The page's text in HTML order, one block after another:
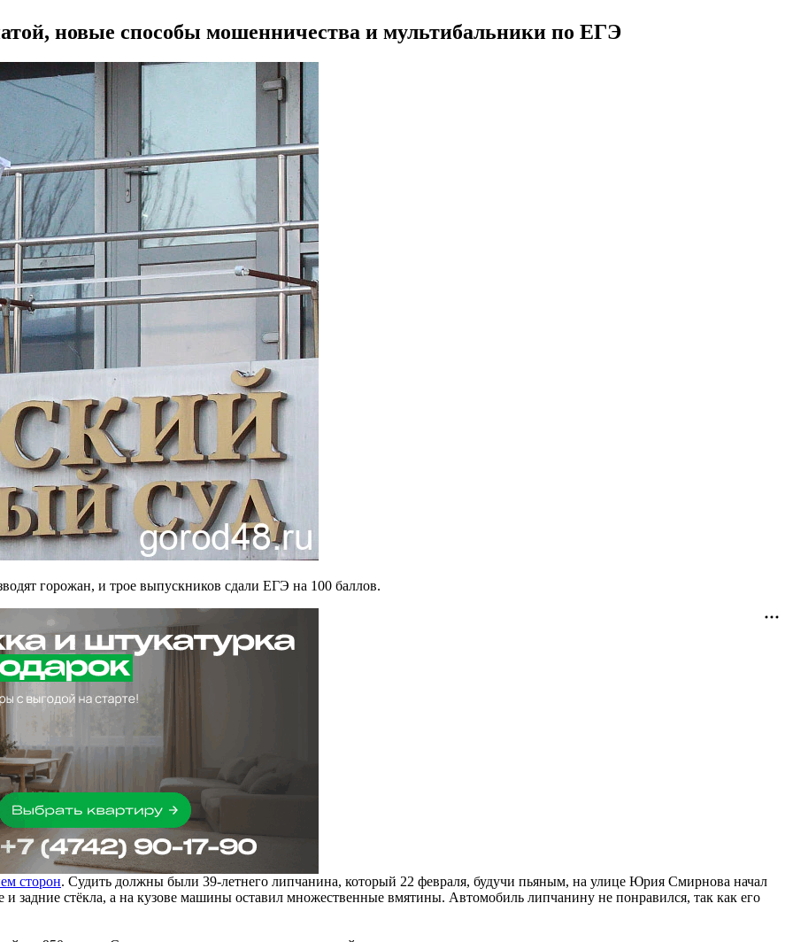
новые способы мошенничества и мультибальники по ЕГЭ
горожан, и трое выпускников сдали ЕГЭ на 100 баллов.
сторон. Судить должны были 39-летнего липчанина, который 22 февраля, будучи пьяным, на улице Юрия Смирнова начал
задние стёкла, а на кузове машины оставил множественные вмятины. Автомобиль липчанину не понравился, так как его